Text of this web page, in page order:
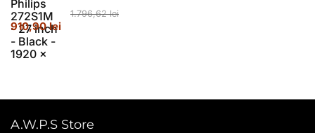
1.796,62lei
Prețul inițial a fost: 1.796,62 lei.
910,90leiPrețul curent este: 910,90 lei.
A.W.P.S Store